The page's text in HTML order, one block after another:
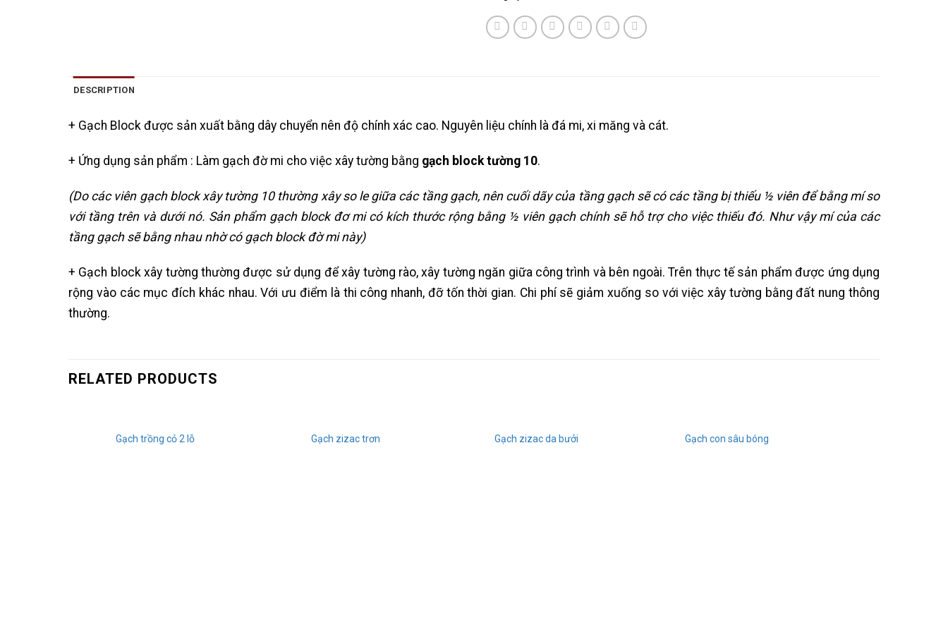
DESCRIPTION
+ Gạch Block được sản xuất bằng dây chuyển nên độ chính xác cao. Nguyên liệu chính là đá mi, xi măng và cát.
+ Ứng dụng sản phẩm : Làm gạch đờ mi cho việc xây tường bằng gạch block tường 10.
(Do các viên gạch block xây tường 10 thường xây so le giữa các tầng gạch, nên cuối dãy của tầng gạch sẽ có các tầng bị thiếu ½ viên để bằng mí so
với tầng trên và dưới nó. Sản phẩm gạch block đơ mi có kích thước rộng bằng ½ viên gạch chính sẽ hỗ trợ cho việc thiếu đó. Như vậy mí của các
tầng gạch sẽ bằng nhau nhờ có gạch block đờ mi này)
+ Gạch block xây tường thường được sử dụng để xây tường rào, xây tường ngăn giữa công trình và bên ngoài. Trên thực tế sản phẩm được ứng dụng
rộng vào các mục đích khác nhau. Với ưu điểm là thi công nhanh, đỡ tốn thời gian. Chi phí sẽ giảm xuống so với việc xây tường bằng đất nung thông
thường.
RELATED PRODUCTS
Gạch trồng cỏ 2 lỗ Gạch zizac trơn Gạch zizac da bưởi Gạch con sâu bóng